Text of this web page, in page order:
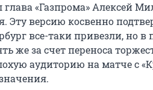
глава «Газпрома» Алексей
Эту версию косвенно
все-таки привезли, но
же за счет переноса
аудиторию на матче с